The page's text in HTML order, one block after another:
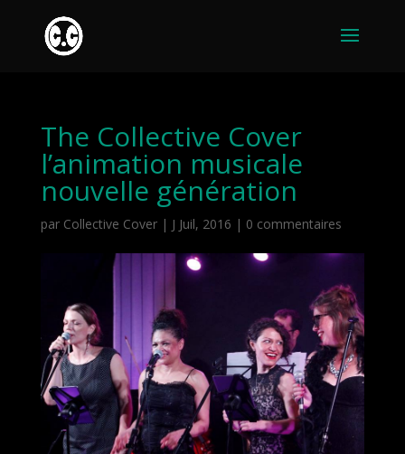
The Collective Cover
l’animation musicale
nouvelle génération
par Collective Cover| J Juil, 2016 | 0 commentaires